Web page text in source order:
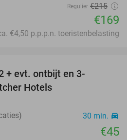
Regulier €215
€169
€4,50 p.p.p.n. toeristenbelasting
+ evt. ontbijt en 3-
Hotels
30 min. directions_car
€45